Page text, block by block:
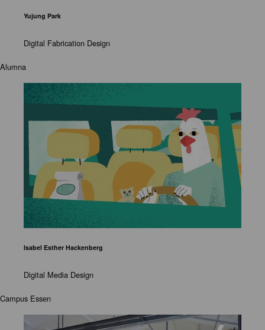
Yujung Park
Digital Fabrication Design
Alumna
Isabel Esther Hackenberg
Digital Media Design
Campus Essen